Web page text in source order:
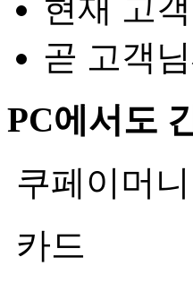
현재 고
곧 고객
PC에서도
쿠페이머니
카드